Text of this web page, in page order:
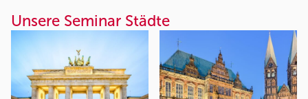
Unsere Seminar Städte